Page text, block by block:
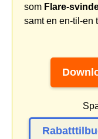
som Flare-
samt en en-til-en